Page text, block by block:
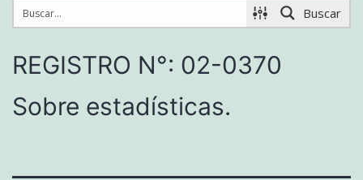
Buscar
REGISTRO N°: 02-0370
Sobre estadísticas.